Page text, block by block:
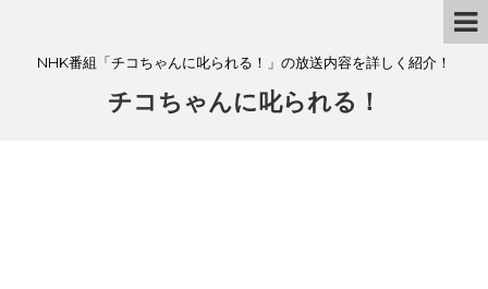
NHK番組「チコちゃんに叱られる！」の放送内容を詳しく紹介！
チコちゃんに叱られる！